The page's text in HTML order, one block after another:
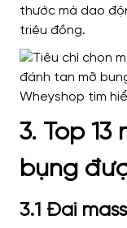
thước mà dao
triệu đồng.
3. Top
bụng
3.1 Đai